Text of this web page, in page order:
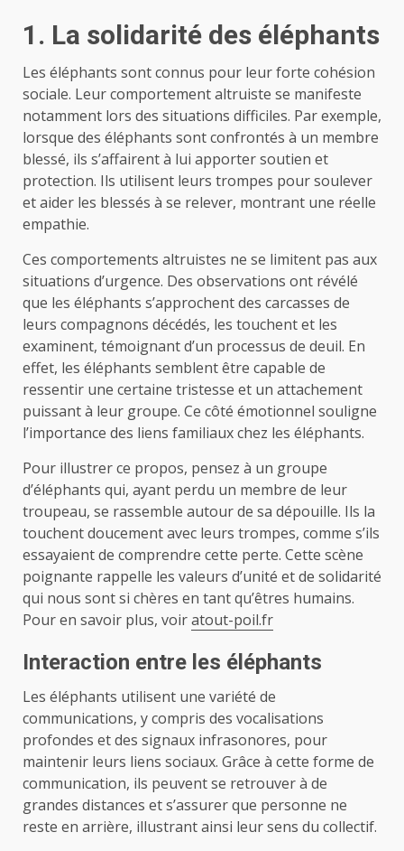
1. La solidarité des éléphants
Les éléphants sont connus pour leur forte cohésion
sociale. Leur comportement altruiste se manifeste
notamment lors des situations difficiles. Par exemple,
lorsque des éléphants sont confrontés à un membre
blessé, ils s’affairent à lui apporter soutien et
protection. Ils utilisent leurs trompes pour soulever
et aider les blessés à se relever, montrant une réelle
empathie.
Ces comportements altruistes ne se limitent pas aux
situations d’urgence. Des observations ont révélé
que les éléphants s’approchent des carcasses de
leurs compagnons décédés, les touchent et les
examinent, témoignant d’un processus de deuil. En
effet, les éléphants semblent être capable de
ressentir une certaine tristesse et un attachement
puissant à leur groupe. Ce côté émotionnel souligne
l’importance des liens familiaux chez les éléphants.
Pour illustrer ce propos, pensez à un groupe
d’éléphants qui, ayant perdu un membre de leur
troupeau, se rassemble autour de sa dépouille. Ils la
touchent doucement avec leurs trompes, comme s’ils
essayaient de comprendre cette perte. Cette scène
poignante rappelle les valeurs d’unité et de solidarité
qui nous sont si chères en tant qu’êtres humains.
Pour en savoir plus, voiratout-poil.fr
Interaction entre les éléphants
Les éléphants utilisent une variété de
communications, y compris des vocalisations
profondes et des signaux infrasonores, pour
maintenir leurs liens sociaux. Grâce à cette forme de
communication, ils peuvent se retrouver à de
grandes distances et s’assurer que personne ne
reste en arrière, illustrant ainsi leur sens du collectif.